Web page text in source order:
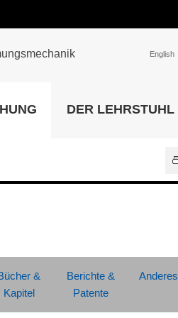
Universitätsbibliothek
English
DER LEHRSTUHL
&
Kapitel
Berichte &
Patente
Anderes